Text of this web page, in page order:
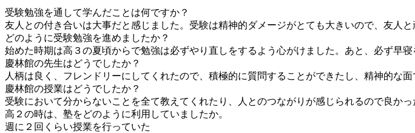
受験勉強を通して学んだことは何ですか？
友人との付き合いは大事だと感じました。受験は精神的ダメージがとても大きいので、友人
どのように受験勉強を進めましたか？
始めた時期は高３の夏頃からで勉強は必ずやり直しをするよう心がけました。あと、必ず早
慶林館の先生はどうでしたか？
人柄は良く、フレンドリーにしてくれたので、積極的に質問することができたし、精神的な
慶林館の授業はどうでしたか？
受験において分からないことを全て教えてくれたり、人とのつながりが感じられるので良かっ
高２の時は、塾をどのように利用していましたか。
週に２回くらい授業を行っていた